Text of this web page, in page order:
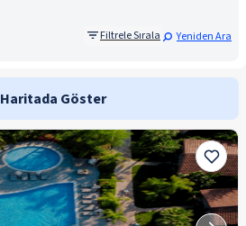
Filtrele Sırala Yeniden Ara
Haritada Göster